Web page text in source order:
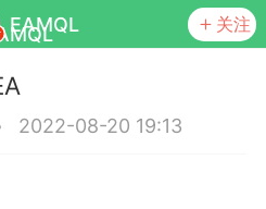
EAMQL 关注
2022-08-20 19:13